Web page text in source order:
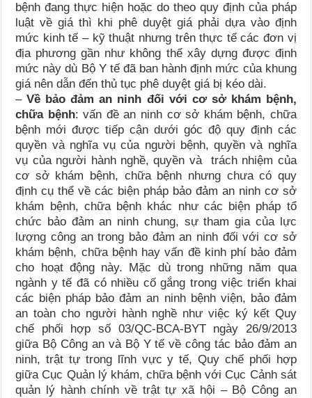
bệnh đang thực hiện hoặc do theo quy định của pháp
luật về giá thì khi phê duyệt giá phải dựa vào định
mức kinh tế – kỹ thuật nhưng trên thực tế các đơn vị
địa phương gần như không thể xây dựng được định
mức này dù Bộ Y tế đã ban hành định mức của khung
giá nên dẫn đến thủ tục phê duyệt giá bị kéo dài.
–Về bảo đảm an ninh đối với cơ sở khám bệnh,
chữa bệnh: vấn đề an ninh cơ sở khám bệnh, chữa
bệnh mới được tiếp cận dưới góc độ quy định các
quyền và nghĩa vụ của người bệnh, quyền và nghĩa
vụ của người hành nghề, quyền và trách nhiệm của
cơ sở khám bệnh, chữa bệnh nhưng chưa có quy
định cụ thể về các biện pháp bảo đảm an ninh cơ sở
khám bệnh, chữa bệnh khác như các biện pháp tổ
chức bảo đảm an ninh chung, sự tham gia của lực
lượng công an trong bảo đảm an ninh đối với cơ sở
khám bệnh, chữa bệnh hay vấn đề kinh phí bảo đảm
cho hoạt động này. Mặc dù trong những năm qua
ngành y tế đã có nhiều cố gắng trong việc triển khai
các biện pháp bảo đảm an ninh bệnh viện, bảo đảm
an toàn cho người hành nghề như việc ký kết Quy
chế phối hợp số 03/QC-BCA-BYT ngày 26/9/2013
giữa Bộ Công an và Bộ Y tế về công tác bảo đảm an
ninh, trật tự trong lĩnh vực y tế, Quy chế phối hợp
giữa Cục Quản lý khám, chữa bệnh với Cục Cảnh sát
quản lý hành chính về trật tự xã hội – Bộ Công an